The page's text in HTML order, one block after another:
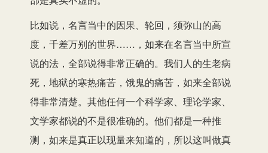
比如说，名言当中的因果、轮回，须弥山的高
度，千差万别的世界……，如来在名言当中所宣
说的法，全部说得非常正确的。我们人的生老病
死，地狱的寒热痛苦，饿鬼的痛苦，如来全部说
得非常清楚。其他任何一个科学家、理论学家、
文学家都说的不是很准确的。他们都是一种推
测，如来是真正以现量来知道的，所以这叫做真